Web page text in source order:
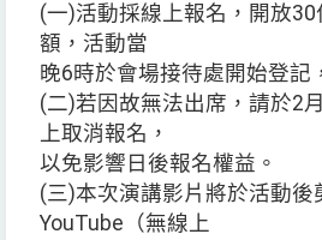
(一)活動採線上報名，開放
額，活動當
晚6時於會場接待處開始登記
(二)若因故無法出席，請於2
上取消報名，
以免影響日後報名權益。
(三)本次演講影片將於活動後
YouTube（無線上